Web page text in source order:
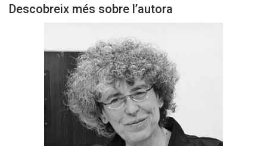
Descobreix més sobre l’autora